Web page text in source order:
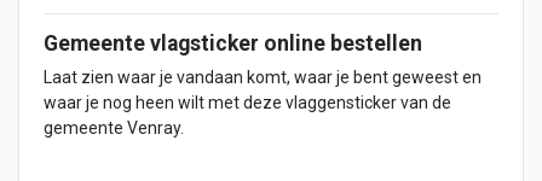
Gemeente vlagsticker online bestellen
Laat zien waar je vandaan komt, waar je bent geweest en
waar je nog heen wilt met deze vlaggensticker van de
gemeente Venray.